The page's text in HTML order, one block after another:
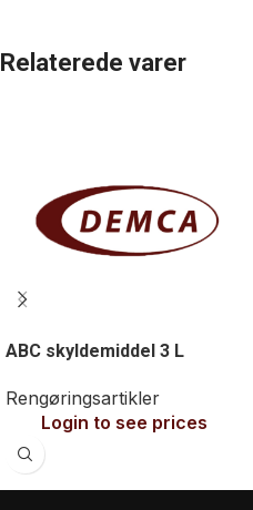
Relaterede varer
ABC skyldemiddel 3 L
Rengøringsartikler
Login to see prices